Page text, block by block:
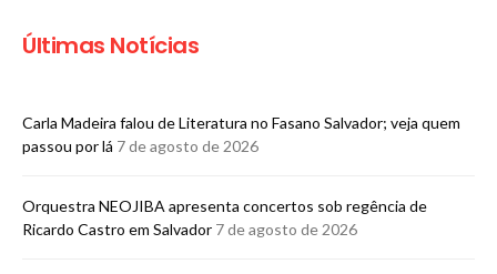
Últimas Notícias
Carla Madeira falou de Literatura no Fasano Salvador; veja quem
passou por lá 7 de agosto de 2026
Orquestra NEOJIBA apresenta concertos sob regência de
Ricardo Castro em Salvador 7 de agosto de 2026